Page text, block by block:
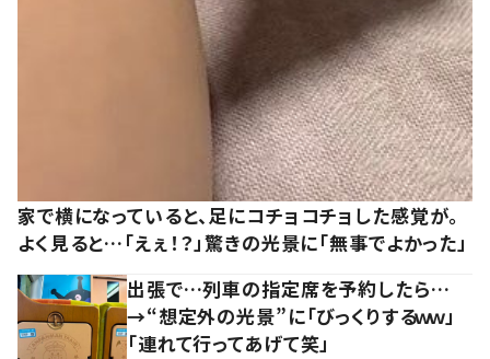
家で横になっていると、足にコチョコチョした感覚が。
よく見ると…「えぇ！？」驚きの光景に「無事でよかった」
出張で…列車の指定席を予約したら…
→“想定外の光景”に「びっくりするｗｗ」
「連れて行ってあげて笑」